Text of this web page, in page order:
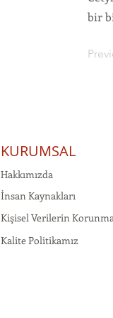
bir
KURUMSAL
Hakkımızda
İnsan Kaynakları
Kişisel Verilerin
Kalite Politikamız